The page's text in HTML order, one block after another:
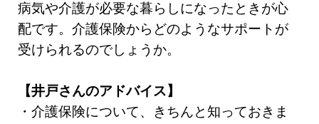
病気や介護が必要な暮らしになったときが心
配です。介護保険からどのようなサポートが
受けられるのでしょうか。
【井戸さんのアドバイス】
・介護保険について、きちんと知っておきま